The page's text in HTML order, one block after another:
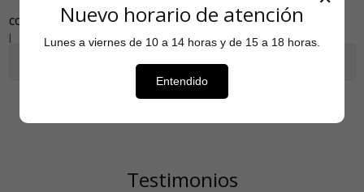
COMPARTIR
Mostrar stock de ubicaciones
Testimonios
Nuevo horario de atención
Lunes a viernes de 10 a 14 horas y de 15 a 18 horas.
Entendido